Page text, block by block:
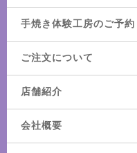
手焼き体験工房のご予約
ご注文について
店舗紹介
会社概要